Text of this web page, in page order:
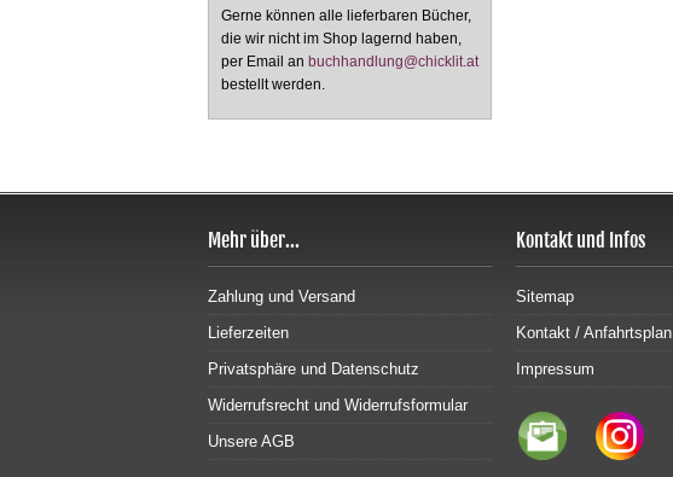
Gerne können alle lieferbaren Bücher,
die wir nicht im Shop lagernd haben,
per Email an buchhandlung@chicklit.at
bestellt werden.
Mehr über...
Zahlung und Versand
Lieferzeiten
Privatsphäre und Datenschutz
Widerrufsrecht und Widerrufsformular
Unsere AGB
Kontakt und Infos
Sitemap
Kontakt / Anfahrtsplan
Impressum